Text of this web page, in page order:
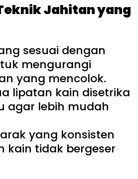
Jahitan yang
sesuai dengan
mengurangi
yang mencolok.
lipatan kain disetrika
agar lebih mudah
yang konsisten
kain tidak bergeser